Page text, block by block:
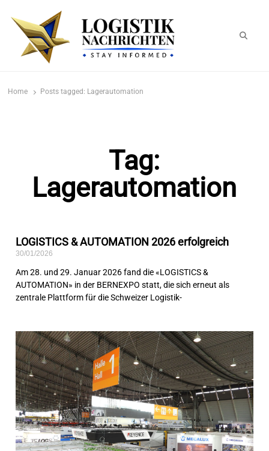
Home Posts tagged: Lagerautomation
Tag:
Lagerautomation
LOGISTICS & AUTOMATION 2026 erfolgreich
30/01/2026
Am 28. und 29. Januar 2026 fand die «LOGISTICS &
AUTOMATION» in der BERNEXPO statt, die sich erneut als
zentrale Plattform für die Schweizer Logistik-